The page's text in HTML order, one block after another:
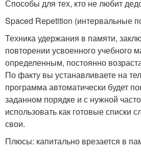
Способы для тех, кто не любит
Spaced Repetition (интервальные
Техника удержания в памяти,
повторении усвоенного учебного
определенным, постоянно
По факту вы устанавливаете на
программа автоматически будет
заданном порядке и с нужной
использовать как готовые списки
свои.
Плюсы: капитально врезается в